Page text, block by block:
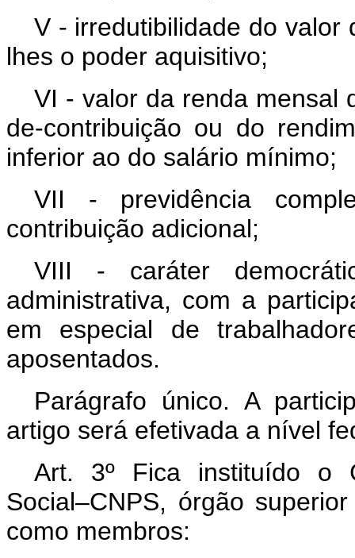
V - irredutibilidade do valor
lhes o poder aquisitivo;
VI - valor da renda mensal
de-contribuição ou do
inferior ao do salário mínimo;
VII - previdência
contribuição adicional;
VIII - caráter
administrativa, com a
em especial de
aposentados.
Parágrafo único. A
artigo será efetivada a nível
Art. 3º Fica instituído o
Social–CNPS, órgão
como membros: